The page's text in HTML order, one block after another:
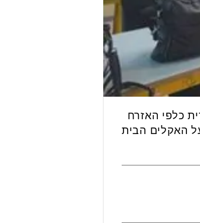
כלפי האזרח
האקלים הבית